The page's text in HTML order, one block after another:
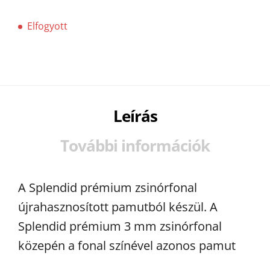
Elfogyott
Leírás
További információk
A Splendid prémium zsinórfonal
újrahasznosított pamutból készül. A
Splendid prémium 3 mm zsinórfonal
közepén a fonal színével azonos pamut